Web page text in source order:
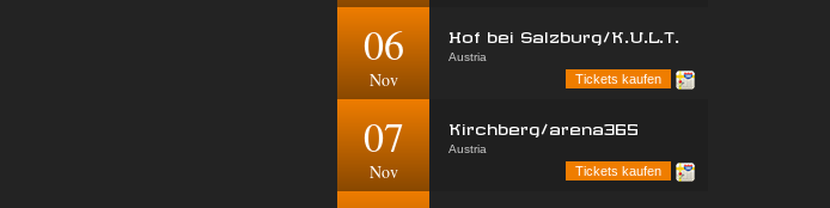
06
Nov
Hof bei Salzburg/K.U.L.T.
Austria
Tickets kaufen
07
Nov
Kirchberg/arena365
Austria
Tickets kaufen